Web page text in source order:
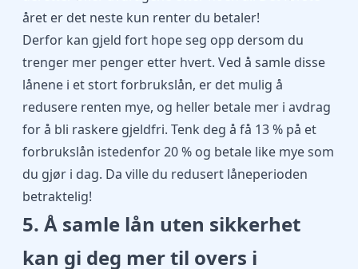
året er det neste kun renter du betaler!
Derfor kan gjeld fort hope seg opp dersom du
trenger mer penger etter hvert. Ved å samle disse
lånene i et stort forbrukslån, er det mulig å
redusere renten mye, og heller betale mer i avdrag
for å bli raskere gjeldfri. Tenk deg å få 13 % på et
forbrukslån istedenfor 20 % og betale like mye som
du gjør i dag. Da ville du redusert låneperioden
betraktelig!
5. Å samle lån uten sikkerhet
kan gi deg mer til overs i